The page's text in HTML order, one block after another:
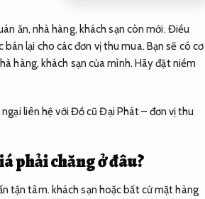
ăn, nhà hàng, khách sạn còn mới. Điều
lại cho các đơn vị thu mua. Bạn sẽ có cơ
hàng, khách sạn của mình. Hãy đặt niềm
liên hệ với Đồ cũ Đại Phát – đơn vị thu
phải chăng ở đâu?
tận tâm. khách sạn hoặc bất cứ mặt hàng